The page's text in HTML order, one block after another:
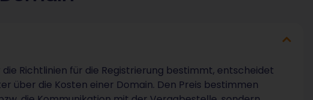
Richtlinien für die Registrierung bestimmt, entscheidet
über die Kosten einer Domain. Den Preis bestimmen